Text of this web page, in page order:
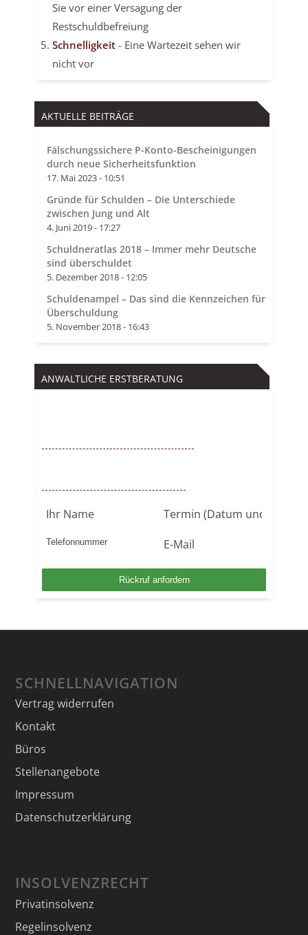
Sie vor einer Versagung der
Restschuldbefreiung
Schnelligkeit - Eine Wartezeit sehen wir
nicht vor
AKTUELLE BEITRÄGE
Fälschungssichere P-Konto-Bescheinigungen
durch neue Sicherheitsfunktion
17. Mai 2023 - 10:51
Gründe für Schulden – Die Unterschiede
zwischen Jung und Alt
4. Juni 2019 - 17:27
Schuldneratlas 2018 – Immer mehr Deutsche
sind überschuldet
5. Dezember 2018 - 12:05
Schuldenampel – Das sind die Kennzeichen für
Überschuldung
5. November 2018 - 16:43
ANWALTLICHE ERSTBERATUNG
SCHNELLNAVIGATION
Vertrag widerrufen
Kontakt
Büros
Stellenangebote
Impressum
Datenschutzerklärung
INSOLVENZRECHT
Privatinsolvenz
Regelinsolvenz